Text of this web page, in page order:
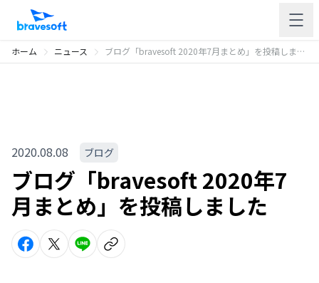
ホーム ニュース ブログ「bravesoft 2020年7月まとめ」を投稿しました
2020.08.08 ブログ
ブログ「bravesoft 2020年7
月まとめ」を投稿しました